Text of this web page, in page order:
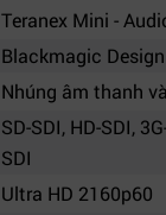
Teranex Mini -
Blackmagic Design
Nhúng âm thanh
SD-SDI, HD-SDI,
SDI
Ultra HD 2160p60